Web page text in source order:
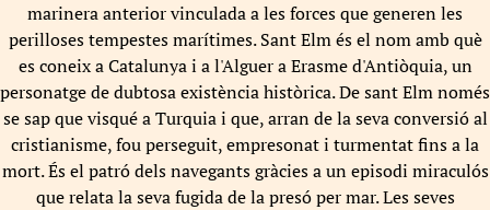
marinera anterior vinculada a les forces que generen les
perilloses tempestes marítimes. Sant Elm és el nom amb què
es coneix a Catalunya i a l'Alguer a Erasme d'Antiòquia, un
personatge de dubtosa existència històrica. De sant Elm només
se sap que visqué a Turquia i que, arran de la seva conversió al
cristianisme, fou perseguit, empresonat i turmentat fins a la
mort. És el patró dels navegants gràcies a un episodi miraculós
que relata la seva fugida de la presó per mar. Les seves